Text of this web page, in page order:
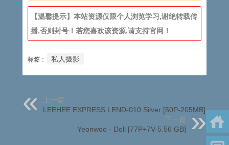
【温馨提示】本站资源仅限个人浏览学习,谢绝转载传
播,否则封号！若您喜欢该资源,请支持官网！
标签： 私人摄影
上一篇
LEEHEE EXPRESS LEND-010 Silver [50P-205MB]
下一篇
Yeonwoo - Doll [77P+7V-5.56 GB]